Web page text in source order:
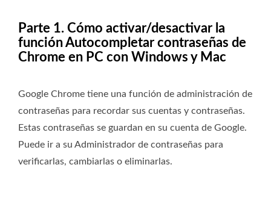
Parte 1. Cómo activar/desactivar la
función Autocompletar contraseñas de
Chrome en PC con Windows y Mac
Google Chrome tiene una función de administración de
contraseñas para recordar sus cuentas y contraseñas.
Estas contraseñas se guardan en su cuenta de Google.
Puede ir a su Administrador de contraseñas para
verificarlas, cambiarlas o eliminarlas.